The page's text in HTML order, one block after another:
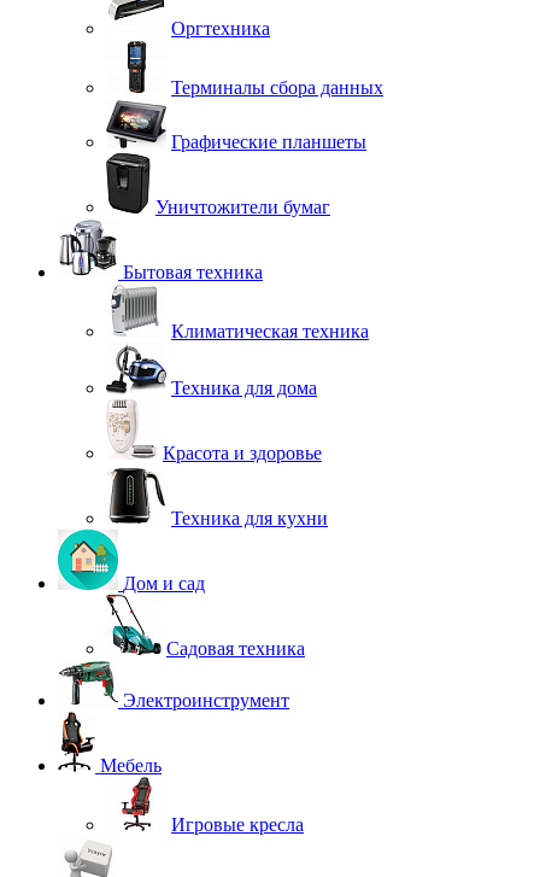
Оргтехника
Терминалы сбора данных
Графические планшеты
Уничтожители бумаг
Бытовая техника
Климатическая техника
Техника для дома
Красота и здоровье
Техника для кухни
Дом и сад
Садовая техника
Электроинструмент
Мебель
Игровые кресла